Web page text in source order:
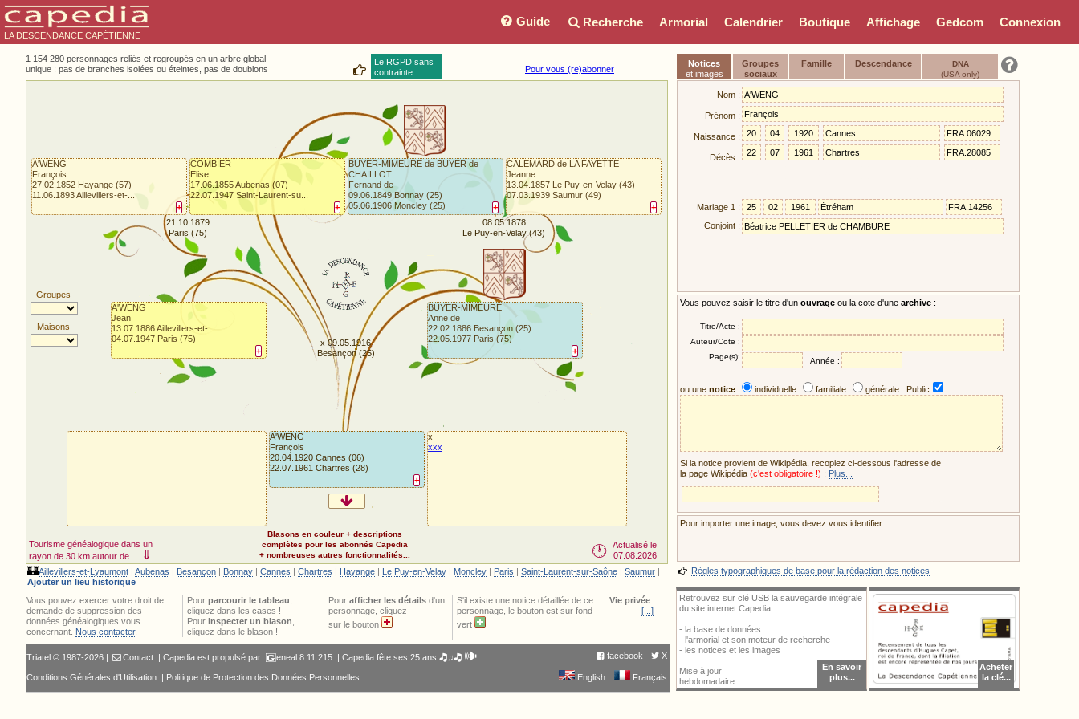
LA DESCENDANCE CAPÉTIENNE
Connexion
Gedcom
Affichage
Boutique
Calendrier
Armorial
Recherche
Guide
1 154 280 personnages reliés et regroupés en un arbre global
unique : pas de branches isolées ou éteintes, pas de doublons
Le RGPD sans
contrainte...
Pour vous (re)abonner
Groupes
Maisons
Tourisme généalogique dans un
rayon de 30 km autour de ...
⇓
+
A'WENG
François
20.04.1920 Cannes (06)
22.07.1961 Chartres (28)
+
A'WENG
Jean
13.07.1886 Aillevillers-et-...
04.07.1947 Paris (75)
+
BUYER-MIMEURE
Anne de
22.02.1886 Besançon (25)
22.05.1977 Paris (75)
+
A'WENG
François
27.02.1852 Hayange (57)
11.06.1893 Aillevillers-et-...
+
COMBIER
Elise
17.06.1855 Aubenas (07)
22.07.1947 Saint-Laurent-su...
+
BUYER-MIMEURE de BUYER de
CHAILLOT
Fernand de
09.06.1849 Bonnay (25)
05.06.1906 Moncley (25)
+
CALEMARD de LA FAYETTE
Jeanne
13.04.1857 Le Puy-en-Velay (43)
07.03.1939 Saumur (49)
x 09.05.1916
Besançon (25)
21.10.1879
Paris (75)
08.05.1878
Le Puy-en-Velay (43)
x
xxx
🏰Aillevillers-et-Lyaumont | Aubenas | Besançon | Bonnay | Cannes | Chartres | Hayange | Le Puy-en-Velay | Moncley | Paris | Saint-Laurent-sur-Saône | Saumur |
Ajouter un lieu historique
Blasons en couleur + descriptions
complètes pour les abonnés Capedia
+ nombreuses autres fonctionnalités...
🕐
Actualisé le
07.08.2026
Vous pouvez exercer votre droit de
demande de suppression des
données généalogiques vous
concernant. Nous contacter.
Pour parcourir le tableau
cliquez dans les cases !
Pour inspecter un blason
cliquez dans le blason !
Pour afficher les détails d'un
personnage, cliquez
sur le bouton
S'il existe une notice détaillée de ce
personnage, le bouton est sur fond
vert
Vie privée
[...]
Triatel © 1987-2026 | Contact | Capedia est propulsé par eneal8.11.215 | Capedia fête ses 25 ans 🎝♫🎝 🕪 facebook X
Conditions Générales d'Utilisation | Politique de Protection des Données Personnelles English Français
Retrouvez sur clé USB la sauvegarde intégrale
du site internet Capedia :
- la base de données
- l'armorial et son moteur de recherche
- les notices et les images
Mise à jour
hebdomadaire
En savoir
plus...
Acheter
la clé...
Notices
et images
Groupes
sociaux
Famille Descendance
DNA
(USA only)
Nom :
Prénom :
Naissance :
Décès :
Mariage 1 :
Conjoint :
Vous pouvez saisir le titre d'un ouvrage ou la cote d'une archive :
Titre/Acte :
Auteur/Cote :
Page(s):
Année :
ou une notice individuelle familiale générale Public
Si la notice provient de Wikipédia, recopiez ci-dessous l'adresse de
la page Wikipédia (c'est obligatoire !) : Plus...
Pour importer une image, vous devez vous identifier.
Règles typographiques de base pour la rédaction des notices